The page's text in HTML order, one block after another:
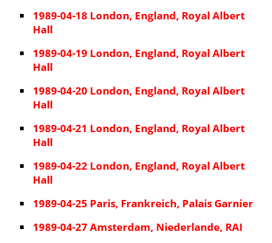
1989-04-18 London, England, Royal Albert
Hall
1989-04-19 London, England, Royal Albert
Hall
1989-04-20 London, England, Royal Albert
Hall
1989-04-21 London, England, Royal Albert
Hall
1989-04-22 London, England, Royal Albert
Hall
1989-04-25 Paris, Frankreich, Palais Garnier
1989-04-27 Amsterdam, Niederlande, RAI